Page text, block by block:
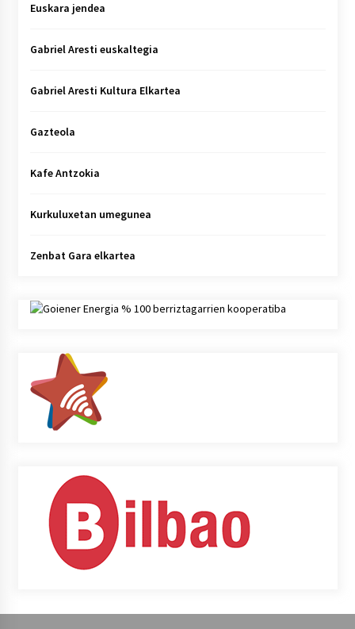
Euskara jendea
Gabriel Aresti euskaltegia
Gabriel Aresti Kultura Elkartea
Gazteola
Kafe Antzokia
Kurkuluxetan umegunea
Zenbat Gara elkartea